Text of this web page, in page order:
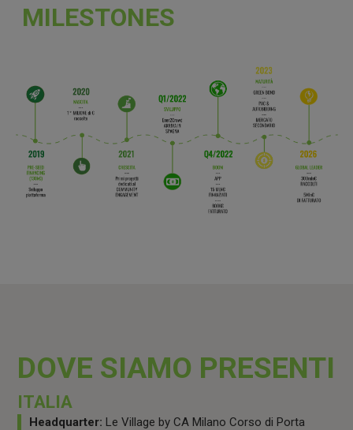
MILESTONES
DOVE SIAMO PRESENTI
ITALIA
Headquarter:Le Village by CA Milano Corso di Porta